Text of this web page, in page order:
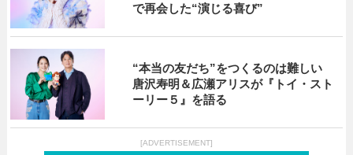
で再会した“演じる喜び”
“本当の友だち”をつくるのは難しい
唐沢寿明＆広瀬アリスが『トイ・スト
ーリー５』を語る
[ADVERTISEMENT]